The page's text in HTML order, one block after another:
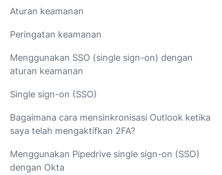
Aturan keamanan
Peringatan keamanan
Menggunakan SSO (single sign-on) dengan
aturan keamanan
Single sign-on (SSO)
Bagaimana cara mensinkronisasi Outlook ketika
saya telah mengaktifkan 2FA?
Menggunakan Pipedrive single sign-on (SSO)
dengan Okta